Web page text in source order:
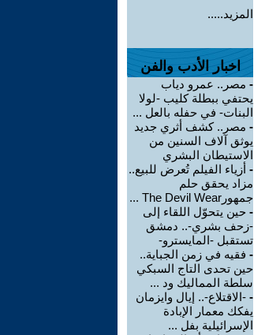
المزيد.....
اخبار الأدب والفن
- مصر.. عمرو دياب
يحتفي ببطلة كليب -لولا
البنات- في حفله بالعل ...
- مصر.. كشف أثري جديد
يوثق آلاف السنين من
الاستيطان البشري
- أزياء الفيلم تُعرض للبيع..
مزاد يحقق حلم
جمهورThe Devil Wear ...
- حين يتحوّل اللقاء إلى
-زحف بشري-.. دمشق
تستقبل -المايسترو-
- فقيه في زمن الجباية..
حين تحدى التاج السبكي
سلطة المماليك ود ...
- -الاقتلاع-.. إيال وايزمان
يفكك معمار الإبادة
الإسرائيلية بفل ...